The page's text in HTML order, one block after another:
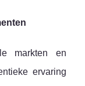
markten en
ervaring